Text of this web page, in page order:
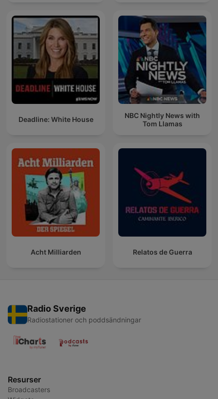
Deadline: White House
NBC Nightly News with
Tom Llamas
Acht Milliarden Relatos de Guerra
Radio Sverige
Radiostationer och poddsändningar
Resurser
Broadcasters